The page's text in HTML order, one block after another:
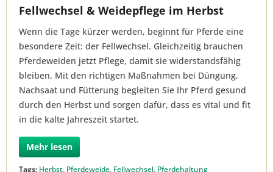
Fellwechsel & Weidepflege im Herbst
Wenn die Tage kürzer werden, beginnt für Pferde eine
besondere Zeit: der Fellwechsel. Gleichzeitig brauchen
Pferdeweiden jetzt Pflege, damit sie widerstandsfähig
bleiben. Mit den richtigen Maßnahmen bei Düngung,
Nachsaat und Fütterung begleiten Sie Ihr Pferd gesund
durch den Herbst und sorgen dafür, dass es vital und fit
in die kalte Jahreszeit startet.
Mehr lesen
Tags: Herbst, Pferdeweide, Fellwechsel, Pferdehaltung